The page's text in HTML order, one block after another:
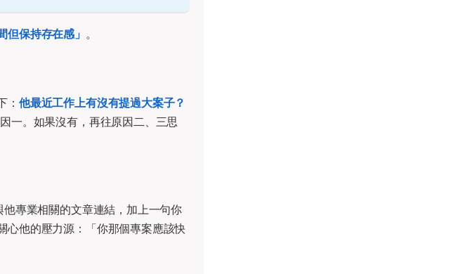
但保持存在感」 。
： 他最近工作上有沒有提過大案子？
一。如果沒有，再往原因二、三思
專業相關的文章連結，加上一句你
心他的壓力源：「你那個專案應該快